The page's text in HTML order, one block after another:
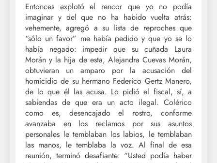
Entonces explotó el rencor que yo no podía
imaginar y del que no ha habido vuelta atrás:
vehemente, agregó a su lista de reproches que
“sólo un favor” me había pedido y que yo se lo
había negado: impedir que su cuñada Laura
Morán y la hija de esta, Alejandra Cuevas Morán,
obtuvieran un amparo por la acusación del
homicidio de su hermano Federico Gertz Manero,
de lo que él las acusa. Lo pidió el fiscal, sí, a
sabiendas de que era un acto ilegal. Colérico
como es, desencajado el rostro, conforme
avanzaba en los reclamos por sus asuntos
personales le temblaban los labios, le temblaban
las manos, le temblaba la voz. Al final de esa
reunión, terminó desafiante: “Usted podía haber